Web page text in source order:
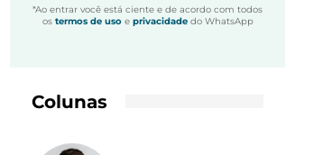
*Ao entrar você está ciente e de acordo com todos
os termos de usoe privacidadedo WhatsApp
Colunas